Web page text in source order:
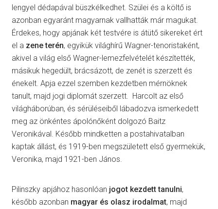
lengyel dédapával büszkélkedhet. Szülei és a költő is
azonban egyaránt magyarnak vallhatták már magukat.
Érdekes, hogy apjának két testvére is átütő sikereket ért
el a zene terén, egyikük világhírű Wagner-tenoristaként,
akivel a világ első Wagner-lemezfelvételét készítették,
másikuk hegedült, brácsázott, de zenét is szerzett és
énekelt. Apja ezzel szemben kezdetben mérnöknek
tanult, majd jogi diplomát szerzett. Harcolt az első
világháborúban, és sérüléseiből lábadozva ismerkedett
meg az önkéntes ápolónőként dolgozó Baitz
Veronikával. Később mindketten a postahivatalban
kaptak állást, és 1919-ben megszületett első gyermekük,
Veronika, majd 1921-ben János.
Pilinszky apjához hasonlóan jogot kezdett tanulni,
később azonban magyar és olasz irodalmat, majd